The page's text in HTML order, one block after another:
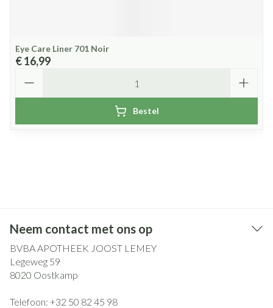
Eye Care Liner 701 Noir
€ 16,99
Bestel
Neem contact met ons op
BVBA APOTHEEK JOOST LEMEY
Legeweg 59
8020 Oostkamp
Telefoon: +32 50 82 45 98